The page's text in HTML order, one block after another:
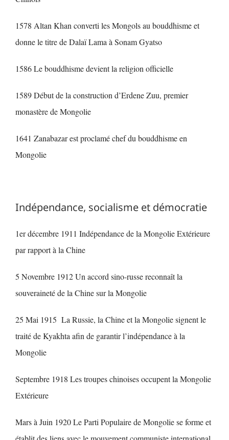
1578 Altan Khan converti les Mongols au bouddhisme et
donne le titre de Dalaï Lama à Sonam Gyatso
1586 Le bouddhisme devient la religion officielle
1589 Début de la construction d’Erdene Zuu, premier
monastère de Mongolie
1641 Zanabazar est proclamé chef du bouddhisme en
Mongolie
Indépendance, socialisme et démocratie
1er décembre 1911 Indépendance de la Mongolie Extérieure
par rapport à la Chine
5 Novembre 1912 Un accord sino-russe reconnaît la
souveraineté de la Chine sur la Mongolie
25 Mai 1915 La Russie, la Chine et la Mongolie signent le
traité de Kyakhta afin de garantir l’indépendance à la
Mongolie
Septembre 1918 Les troupes chinoises occupent la Mongolie
Extérieure
Mars à Juin 1920 Le Parti Populaire de Mongolie se forme et